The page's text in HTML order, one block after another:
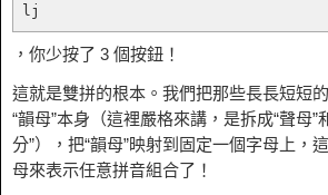
lj
，你少按了 3 個按鈕！
這就是雙拼的根本。我們把那些長長短短
“韻母”本身（這裡嚴格來講，是拆成“聲母”
分”），把“韻母”映射到固定一個字母上，
母來表示任意拼音組合了！